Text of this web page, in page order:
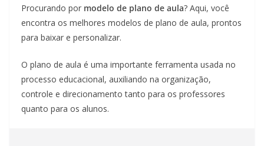
Procurando por modelo de plano de aula? Aqui, você
encontra os melhores modelos de plano de aula, prontos
para baixar e personalizar.
O plano de aula é uma importante ferramenta usada no
processo educacional, auxiliando na organização,
controle e direcionamento tanto para os professores
quanto para os alunos.